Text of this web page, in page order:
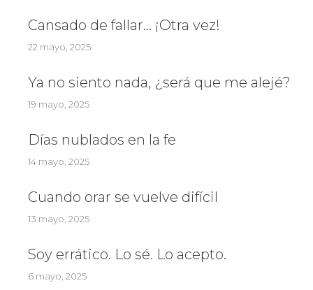
Cansado de fallar… ¡Otra vez!
22 mayo, 2025
Ya no siento nada, ¿será que me alejé?
19 mayo, 2025
Días nublados en la fe
14 mayo, 2025
Cuando orar se vuelve difícil
13 mayo, 2025
Soy errático. Lo sé. Lo acepto.
6 mayo, 2025